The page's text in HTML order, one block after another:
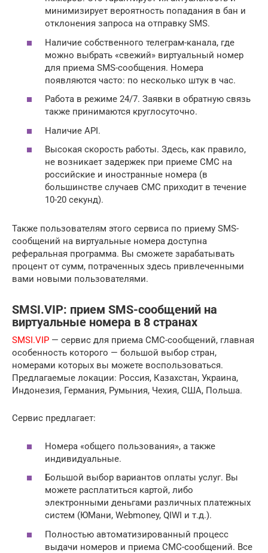
минимизирует вероятность попадания в бан и
отклонения запроса на отправку SMS.
Наличие собственного телеграм-канала, где
можно выбрать «свежий» виртуальный номер
для приема SMS-сообщения. Номера
появляются часто: по несколько штук в час.
Работа в режиме 24/7. Заявки в обратную связь
также принимаются круглосуточно.
Наличие API.
Высокая скорость работы. Здесь, как правило,
не возникает задержек при приеме СМС на
российские и иностранные номера (в
большинстве случаев СМС приходит в течение
10-20 секунд).
Также пользователям этого сервиса по приему SMS-
сообщений на виртуальные номера доступна
реферальная программа. Вы сможете зарабатывать
процент от сумм, потраченных здесь привлеченными
вами новыми пользователями.
SMSI.VIP: прием SMS-сообщений на
виртуальные номера в 8 странах
SMSI.VIP — сервис для приема СМС-сообщений, главная
особенность которого — большой выбор стран,
номерами которых вы можете воспользоваться.
Предлагаемые локации: Россия, Казахстан, Украина,
Индонезия, Германия, Румыния, Чехия, США, Польша.
Сервис предлагает:
Номера «общего пользования», а также
индивидуальные.
Большой выбор вариантов оплаты услуг. Вы
можете расплатиться картой, либо
электронными деньгами различных платежных
систем (ЮМани, Webmoney, QIWI и т.д.).
Полностью автоматизированный процесс
выдачи номеров и приема СМС-сообщений. Все